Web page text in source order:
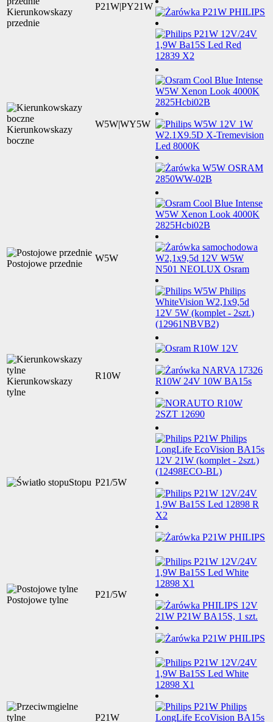
Kierunkowskazy
przednie
P21W|PY21W
Kierunkowskazy
boczne
W5W|WY5W
Postojowe przednie
W5W
Kierunkowskazy
tylne
R10W
Stopu P21/5W
Postojowe tylne
P21/5W
P21W